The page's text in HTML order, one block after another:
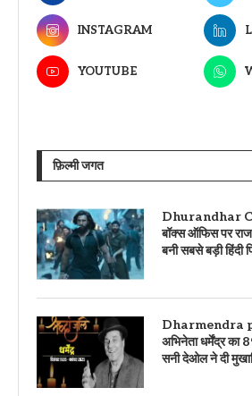
INSTAGRAM
YOUTUBE
फ़िल्मी जगत
Dhurandhar
बॉक्स ऑफिस पर
बनी सबसे बड़ी हिंदी
Dharmendra
अभिनेता धर्मेंद्र का
सनी देओल ने दी